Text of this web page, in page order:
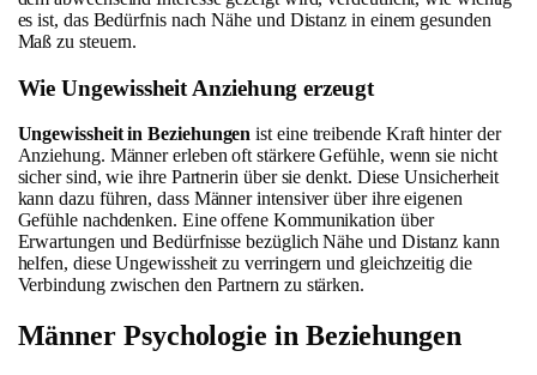
es ist, das Bedürfnis nach Nähe und Distanz in einem gesunden
Maß zu steuern.
Wie Ungewissheit Anziehung erzeugt
Ungewissheit in Beziehungen ist eine treibende Kraft hinter der
Anziehung. Männer erleben oft stärkere Gefühle, wenn sie nicht
sicher sind, wie ihre Partnerin über sie denkt. Diese Unsicherheit
kann dazu führen, dass Männer intensiver über ihre eigenen
Gefühle nachdenken. Eine offene Kommunikation über
Erwartungen und Bedürfnisse bezüglich Nähe und Distanz kann
helfen, diese Ungewissheit zu verringern und gleichzeitig die
Verbindung zwischen den Partnern zu stärken.
Männer Psychologie in Beziehungen